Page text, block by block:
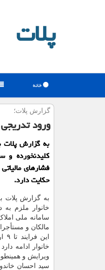
پلات
خانه
گزارش پلات؛
ورود تدریجی
به گزارش پلات
کلیدنخورده و
فشارهای
حکایت دارد.
خانوار ملزم
سامانه ملی
مالکان و
ویرایش و
سید احسان